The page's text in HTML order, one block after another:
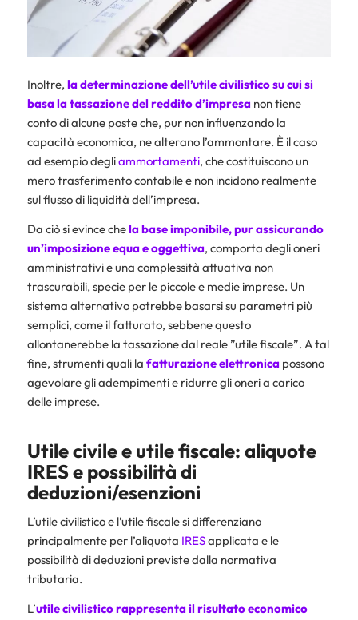
Inoltre, la determinazione dell’utile civilistico su cui si
basa la tassazione del reddito d’impresanon tiene
conto di alcune poste che, pur non influenzando la
capacità economica, ne alterano l’ammontare. È il caso
ad esempio degliammortamenti, che costituiscono un
mero trasferimento contabile e non incidono realmente
sul flusso di liquidità dell’impresa.
Da ciò si evince chela base imponibile, pur assicurando
un’imposizione equa e oggettiva, comporta degli oneri
amministrativi e una complessità attuativa non
trascurabili, specie per le piccole e medie imprese. Un
sistema alternativo potrebbe basarsi su parametri più
semplici, come il fatturato, sebbene questo
allontanerebbe la tassazione dal reale ”utile fiscale”. A tal
fine, strumenti quali la fatturazione elettronicapossono
agevolare gli adempimenti e ridurre gli oneri a carico
delle imprese.
Utile civile e utile fiscale: aliquote
IRES e possibilità di
deduzioni/esenzioni
L’utile civilistico e l’utile fiscale si differenziano
principalmente per l’aliquota IRESapplicata e le
possibilità di deduzioni previste dalla normativa
tributaria.
L’utile civilisticorappresenta il risultato economico